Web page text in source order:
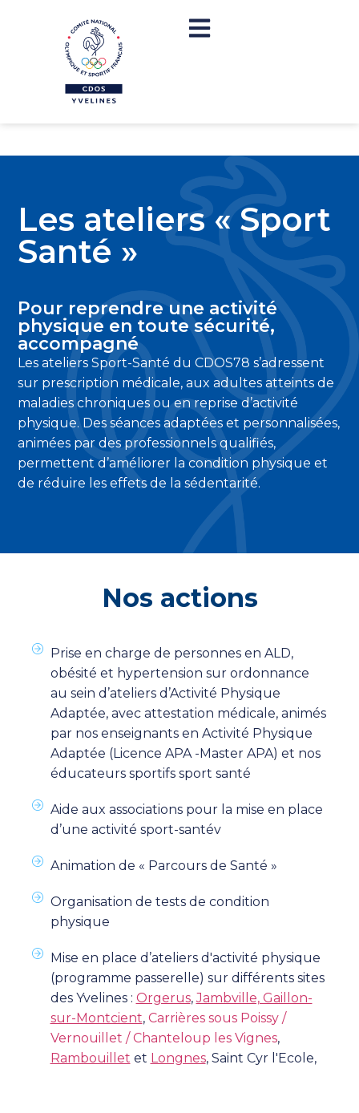
Les ateliers « Sport
Santé »
Pour reprendre une activité
physique en toute sécurité,
accompagné
Les ateliers Sport-Santé du CDOS78 s’adressent
sur prescription médicale, aux adultes atteints de
maladies chroniques ou en reprise d’activité
physique. Des séances adaptées et personnalisées,
animées par des professionnels qualifiés,
permettent d’améliorer la condition physique et
de réduire les effets de la sédentarité.
Nos actions
Prise en charge de personnes en ALD,
obésité et hypertension sur ordonnance
au sein d’ateliers d’Activité Physique
Adaptée, avec attestation médicale, animés
par nos enseignants en Activité Physique
Adaptée (Licence APA -Master APA) et nos
éducateurs sportifs sport santé
Aide aux associations pour la mise en place
d’une activité sport-santév
Animation de « Parcours de Santé »
Organisation de tests de condition
physique
Mise en place d’ateliers d'activité physique
(programme passerelle) sur différents sites
des Yvelines : Orgerus,Jambville, Gaillon-
sur-Montcient, Carrières sous Poissy /
Vernouillet / Chanteloup les Vignes,
Rambouillet et Longnes, Saint Cyr l'Ecole,